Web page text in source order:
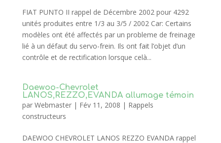
FIAT PUNTO II rappel de Décembre 2002 pour 4292
unités produites entre 1/3 au 3/5 / 2002 Car: Certains
modèles ont été affectés par un probleme de freinage
lié à un défaut du servo-frein. Ils ont fait l’objet d’un
contrôle et de rectification lorsque celà...
Daewoo-Chevrolet
LANOS,REZZO,EVANDA allumage témoin
par Webmaster| Fév 11, 2008 | Rappels
constructeurs
DAEWOO CHEVROLET LANOS REZZO EVANDA rappel